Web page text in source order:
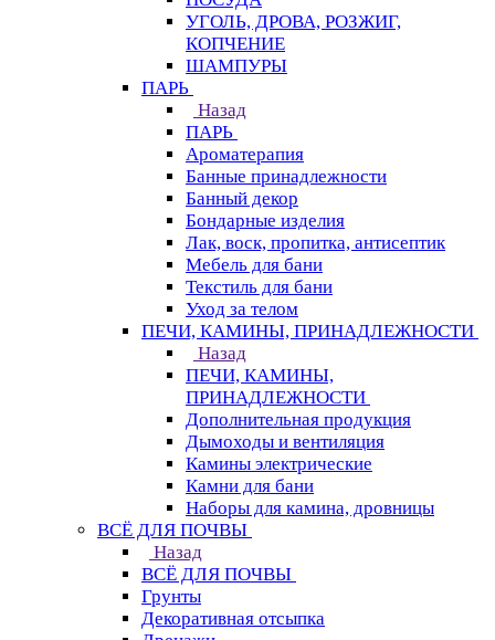
УГОЛЬ, ДРОВА, РОЗЖИГ,
КОПЧЕНИЕ
ШАМПУРЫ
ПАРЬ
Назад
ПАРЬ
Ароматерапия
Банные принадлежности
Банный декор
Бондарные изделия
Лак, воск, пропитка, антисептик
Мебель для бани
Текстиль для бани
Уход за телом
ПЕЧИ, КАМИНЫ, ПРИНАДЛЕЖНОСТИ
Назад
ПЕЧИ, КАМИНЫ,
ПРИНАДЛЕЖНОСТИ
Дополнительная продукция
Дымоходы и вентиляция
Камины электрические
Камни для бани
Наборы для камина, дровницы
ВСЁ ДЛЯ ПОЧВЫ
Назад
ВСЁ ДЛЯ ПОЧВЫ
Грунты
Декоративная отсыпка